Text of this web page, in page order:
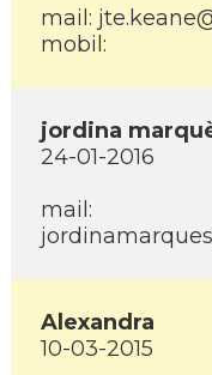
mail:
mobil:
jordina
24-01-2016
mail:
Alexandra
10-03-2015